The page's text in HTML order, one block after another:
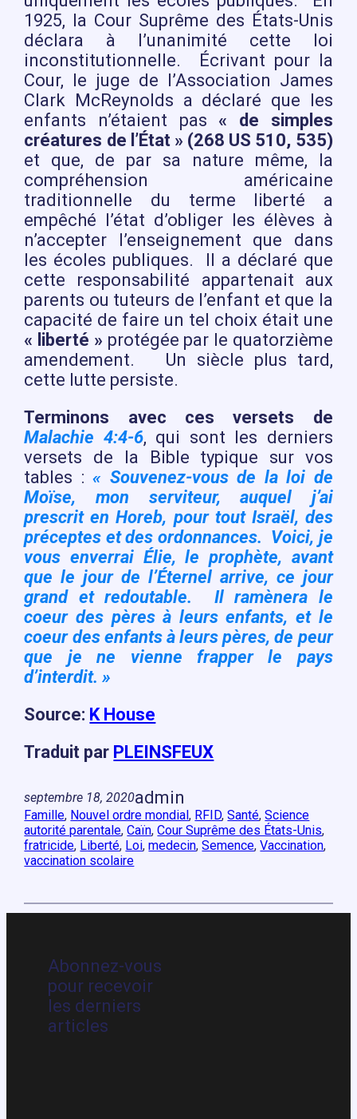
1925, la Cour Suprême des États-Unis
déclara à l’unanimité cette loi
inconstitutionnelle. Écrivant pour la
Cour, le juge de l’Association James
Clark McReynolds a déclaré que les
enfants n’étaient pas « de simples
créatures de l’État » (268 US 510, 535)
et que, de par sa nature même, la
compréhension américaine
traditionnelle du terme liberté a
empêché l’état d’obliger les élèves à
n’accepter l’enseignement que dans
les écoles publiques. Il a déclaré que
cette responsabilité appartenait aux
parents ou tuteurs de l’enfant et que la
capacité de faire un tel choix était une
« liberté » protégée par le quatorzième
amendement. Un siècle plus tard,
cette lutte persiste.
Terminons avec ces versets de
Malachie 4:4-6, qui sont les derniers
versets de la Bible typique sur vos
tables :« Souvenez-vous de la loi de
Moïse, mon serviteur, auquel j’ai
prescrit en Horeb, pour tout Israël, des
préceptes et des ordonnances. Voici, je
vous enverrai Élie, le prophète, avant
que le jour de l’Éternel arrive, ce jour
grand et redoutable. Il ramènera le
coeur des pères à leurs enfants, et le
coeur des enfants à leurs pères, de peur
que je ne vienne frapper le pays
d’interdit. »
Source: K House
Traduit par PLEINSFEUX
septembre 18, 2020admin
Famille, Nouvel ordre mondial, RFID, Santé, Science
autorité parentale, Caïn, Cour Suprême des États-Unis
fratricide, Liberté, Loi, medecin, Semence, Vaccination
vaccination scolaire
Abonnez-vous
pour recevoir
les derniers
articles